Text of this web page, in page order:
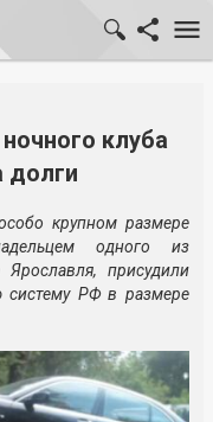
клуба
долги
крупном размере
одного из
присудили
РФ в размере